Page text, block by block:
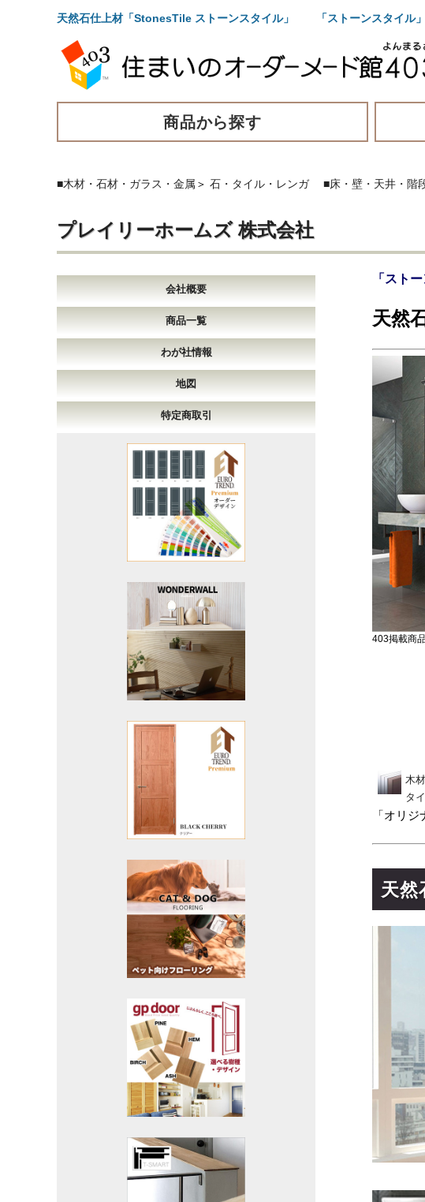
天然石仕上材「StonesTile ストーンスタイル」 「ストーンスタイル」
商品から探す
■木材・石材・ガラス・金属 ＞ 石・タイル・レンガ ■床・壁・天井・階
プレイリーホームズ 株式会社
会社概要
商品一覧
わが社情報
地図
特定商取引
「スト
天然
403掲載商
木
タ
「オリ
天然